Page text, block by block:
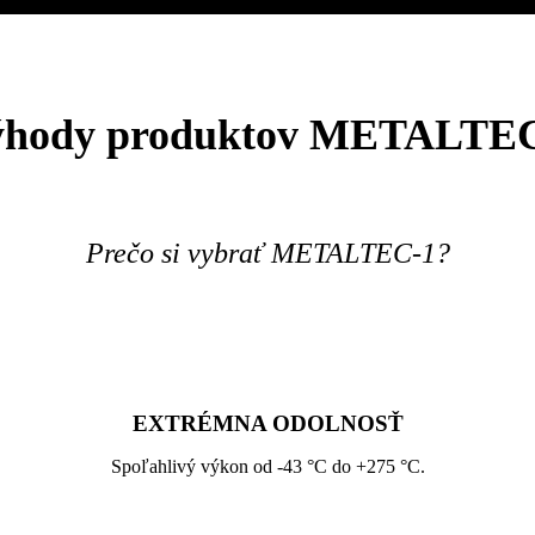
produktov
Prečo si vybrať METALTEC-1?
EXTRÉMNA ODOLNOSŤ
Spoľahlivý výkon od -43 °C do +275 °C.